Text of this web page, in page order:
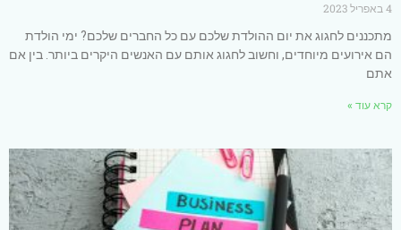
4 באפריל 2023
מתכננים לחגוג את יום ההולדת שלכם עם כל החברים שלכם? ימי הולדת
הם אירועים מיוחדים, וחשוב לחגוג אותם עם האנשים היקרים ביותר. בין אם
אתם
קרא עוד »